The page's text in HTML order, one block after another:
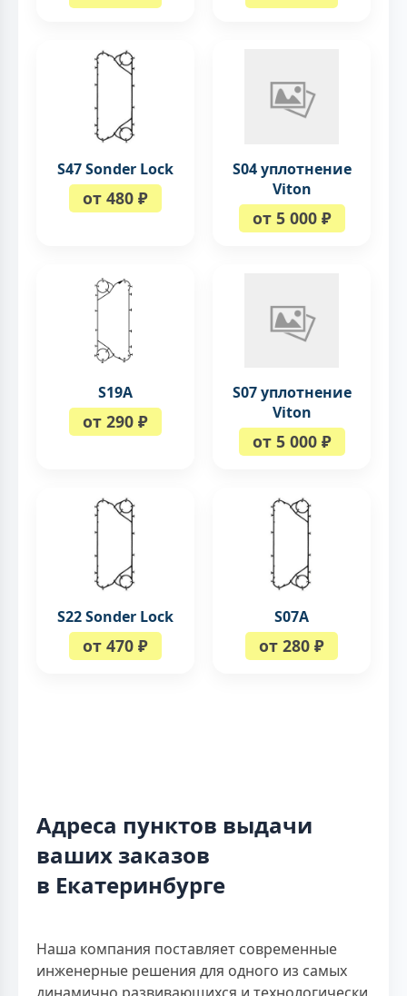
S47 Sonder Lock
от 480 ₽
S04 уплотнение
Viton
от 5 000 ₽
S19A
от 290 ₽
S07 уплотнение
Viton
от 5 000 ₽
S22 Sonder Lock
от 470 ₽
S07A
от 280 ₽
Адреса пунктов выдачи
ваших заказов
в Екатеринбурге
Наша компания поставляет современные
инженерные решения для одного из самых
динамично развивающихся и технологически